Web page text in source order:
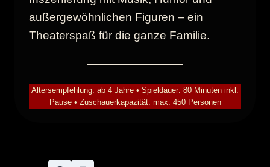
außergewöhnlichen Figuren – ein
Theaterspaß für die ganze Familie.
Altersempfehlung: ab 4 Jahre • Spieldauer: 80 Minuten inkl.
Pause • Zuschauerkapazität: max. 450 Personen